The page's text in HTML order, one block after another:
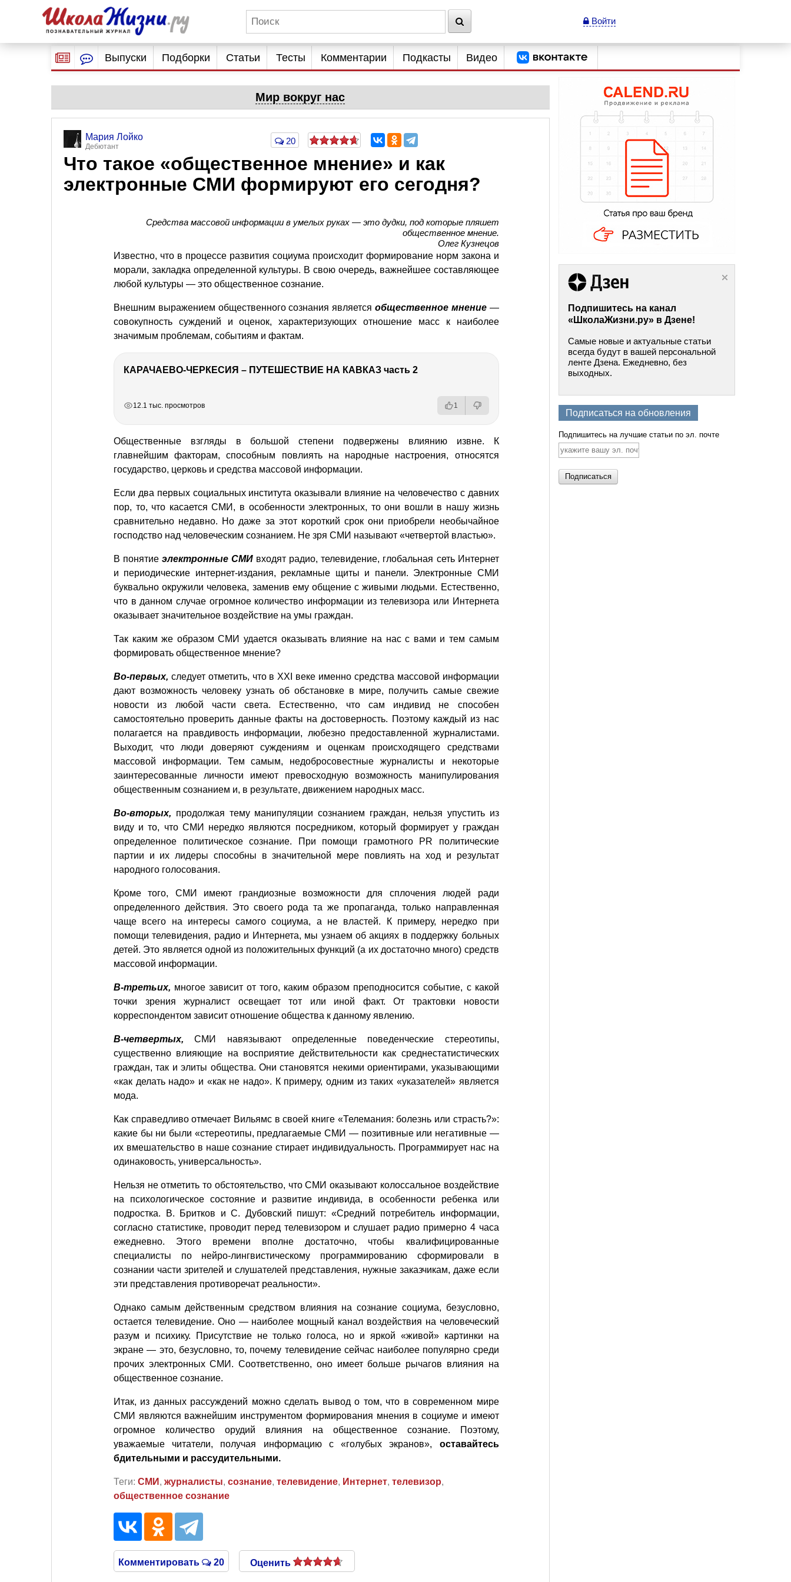
Войти
Выпуски Подборки Статьи Тесты Комментарии Подкасты Видео
Мир вокруг нас
Мария Лойко
Дебютант
20
Что такое «общественное мнение» и как
электронные СМИ формируют его сегодня?
Средства массовой информации в умелых руках — это дудки, под которые пляшет
общественное мнение.
Олег Кузнецов
Известно, что в процессе развития социума происходит формирование норм закона и
морали, закладка определенной культуры. В свою очередь, важнейшее составляющее
любой культуры — это общественное сознание.
Внешним выражением общественного сознания является общественное мнение—
совокупность суждений и оценок, характеризующих отношение масс к наиболее
значимым проблемам, событиям и фактам.
КАРАЧАЕВО-ЧЕРКЕСИЯ – ПУТЕШЕСТВИЕ НА КАВКАЗ часть 2
12.1 тыс. просмотров 1
Общественные взгляды в большой степени подвержены влиянию извне. К
главнейшим факторам, способным повлиять на народные настроения, относятся
государство, церковь и средства массовой информации.
Если два первых социальных института оказывали влияние на человечество с давних
пор, то, что касается СМИ, в особенности электронных, то они вошли в нашу жизнь
сравнительно недавно. Но даже за этот короткий срок они приобрели необычайное
господство над человеческим сознанием. Не зря СМИ называют «четвертой властью».
В понятиеэлектронные СМИ входят радио, телевидение, глобальная сеть Интернет
и периодические интернет-издания, рекламные щиты и панели. Электронные СМИ
буквально окружили человека, заменив ему общение с живыми людьми. Естественно,
что в данном случае огромное количество информации из телевизора или Интернета
оказывает значительное воздействие на умы граждан.
Так каким же образом СМИ удается оказывать влияние на нас с вами и тем самым
формировать общественное мнение?
Во-первых, следует отметить, что в XXI веке именно средства массовой информации
дают возможность человеку узнать об обстановке в мире, получить самые свежие
новости из любой части света. Естественно, что сам индивид не способен
самостоятельно проверить данные факты на достоверность. Поэтому каждый из нас
полагается на правдивость информации, любезно предоставленной журналистами.
Выходит, что люди доверяют суждениям и оценкам происходящего средствами
массовой информации. Тем самым, недобросовестные журналисты и некоторые
заинтересованные личности имеют превосходную возможность манипулирования
общественным сознанием и, в результате, движением народных масс.
Во-вторых, продолжая тему манипуляции сознанием граждан, нельзя упустить из
виду и то, что СМИ нередко являются посредником, который формирует у граждан
определенное политическое сознание. При помощи грамотного PR политические
партии и их лидеры способны в значительной мере повлиять на ход и результат
народного голосования.
Кроме того, СМИ имеют грандиозные возможности для сплочения людей ради
определенного действия. Это своего рода та же пропаганда, только направленная
чаще всего на интересы самого социума, а не властей. К примеру, нередко при
помощи телевидения, радио и Интернета, мы узнаем об акциях в поддержку больных
детей. Это является одной из положительных функций (а их достаточно много) средств
массовой информации.
В-третьих, многое зависит от того, каким образом преподносится событие, с какой
точки зрения журналист освещает тот или иной факт. От трактовки новости
корреспондентом зависит отношение общества к данному явлению.
В-четвертых, СМИ навязывают определенные поведенческие стереотипы,
существенно влияющие на восприятие действительности как среднестатистических
граждан, так и элиты общества. Они становятся некими ориентирами, указывающими
«как делать надо» и «как не надо». К примеру, одним из таких «указателей» является
мода.
Как справедливо отмечает Вильямс в своей книге «Телемания: болезнь или страсть?»:
какие бы ни были «стереотипы, предлагаемые СМИ — позитивные или негативные —
их вмешательство в наше сознание стирает индивидуальность. Программирует нас на
одинаковость, универсальность».
Нельзя не отметить то обстоятельство, что СМИ оказывают колоссальное воздействие
на психологическое состояние и развитие индивида, в особенности ребенка или
подростка. В. Бритков и С. Дубовский пишут: «Средний потребитель информации,
согласно статистике, проводит перед телевизором и слушает радио примерно 4 часа
ежедневно. Этого времени вполне достаточно, чтобы квалифицированные
специалисты по нейро-лингвистическому программированию сформировали в
сознании части зрителей и слушателей представления, нужные заказчикам, даже если
эти представления противоречат реальности».
Однако самым действенным средством влияния на сознание социума, безусловно,
остается телевидение. Оно — наиболее мощный канал воздействия на человеческий
разум и психику. Присутствие не только голоса, но и яркой «живой» картинки на
экране — это, безусловно, то, почему телевидение сейчас наиболее популярно среди
прочих электронных СМИ. Соответственно, оно имеет больше рычагов влияния на
общественное сознание.
Итак, из данных рассуждений можно сделать вывод о том, что в современном мире
СМИ являются важнейшим инструментом формирования мнения в социуме и имеют
огромное количество орудий влияния на общественное сознание. Поэтому,
уважаемые читатели, получая информацию с «голубых экранов», оставайтесь
бдительными и рассудительными.
Теги: СМИ , журналисты, сознание, телевидение, Интернет, телевизор,
общественное сознание
Комментировать 20 Оценить
Подпишитесь на канал
«ШколаЖизни.ру» в Дзене!
Самые новые и актуальные статьи
всегда будут в вашей персональной
ленте Дзена. Ежедневно, без
выходных.
Подписаться на обновления
Подпишитесь на лучшие статьи по эл. почте